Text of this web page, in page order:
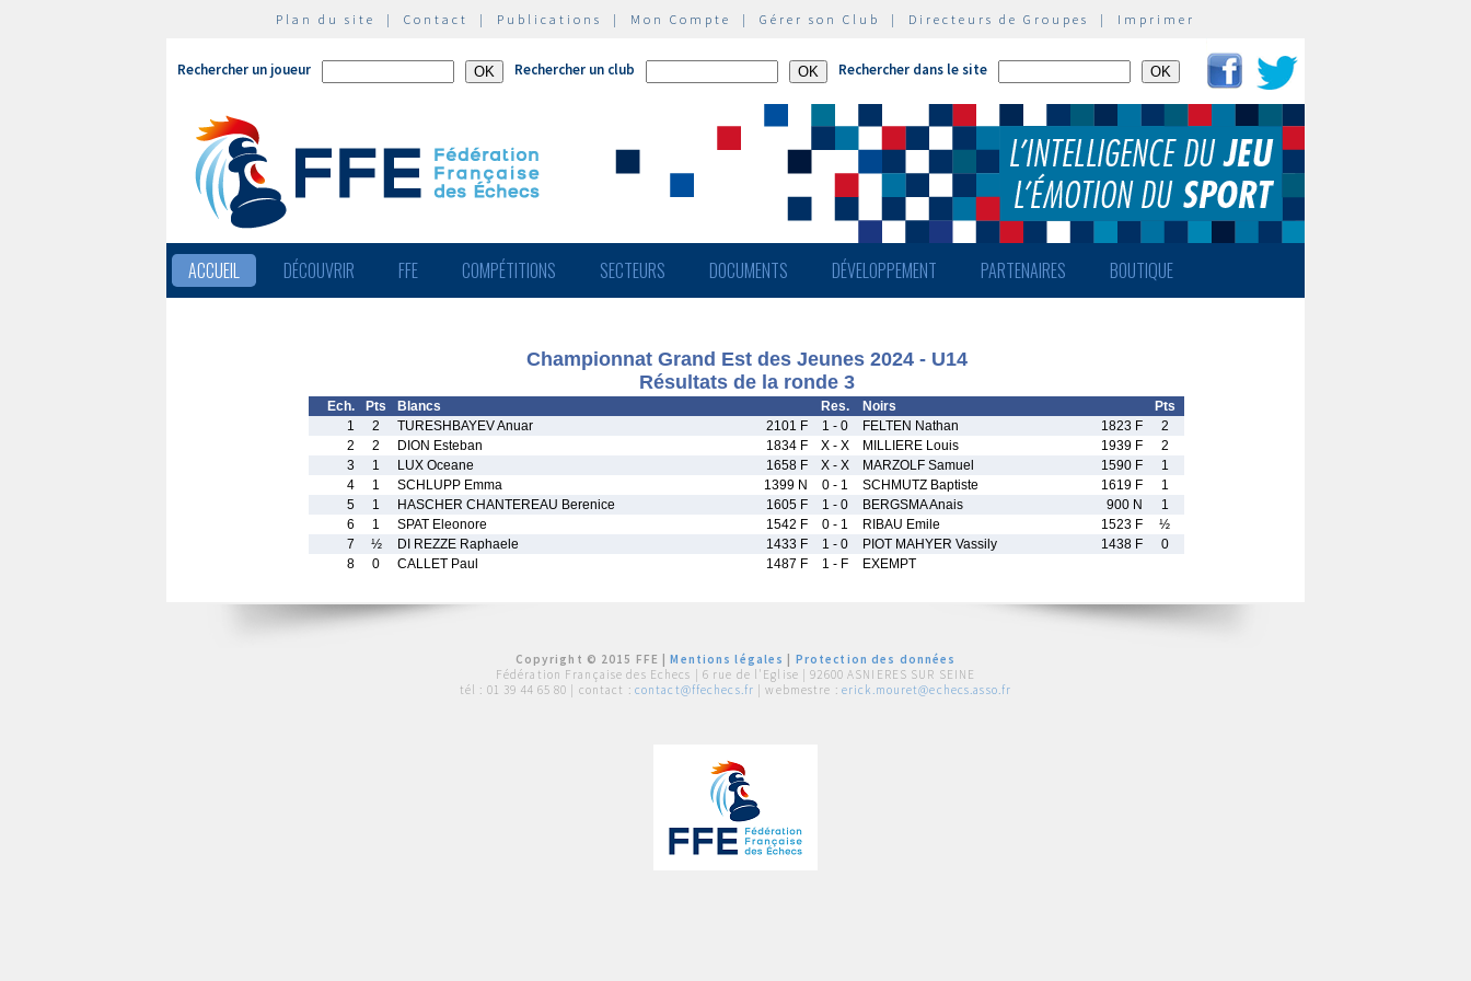
Plan du site | Contact | Publications | Mon Compte | Gérer son Club | Directeurs de Groupes | Imprimer
Rechercher un joueur Rechercher un club Rechercher dans le site
ACCUEIL DÉCOUVRIR FFE COMPÉTITIONS SECTEURS DOCUMENTS DÉVELOPPEMENT PARTENAIRES BOUTIQUE
Championnat Grand Est des Jeunes 2024 - U14
Résultats de la ronde 3
Ech. Pts Blancs Res. Noirs
Pts
1
2 TURESHBAYEV Anuar 2101 F 1 - 0 FELTEN Nathan 1823 F
2
2
2 DION Esteban 1834 F X - X MILLIERE Louis 1939 F
2
3
1 LUX Oceane 1658 F X - X MARZOLF Samuel 1590 F
1
4
1 SCHLUPP Emma 1399 N 0 - 1 SCHMUTZ Baptiste 1619 F
1
5
1 HASCHER CHANTEREAU Berenice 1605 F 1 - 0 BERGSMA Anais 900 N
1
6
1 SPAT Eleonore 1542 F 0 - 1 RIBAU Emile 1523 F
½
7
½ DI REZZE Raphaele 1433 F 1 - 0 PIOT MAHYER Vassily 1438 F
0
8
0 CALLET Paul 1487 F 1 - F EXEMPT
Copyright © 2015 FFE |Mentions légales
Protection des données
Fédération Française des Echecs | 6 rue de l'Eglise | 92600 ASNIERES SUR SEINE
tél : 01 39 44 65 80 | contact : contact@ffechecs.fr | webmestre : erick.mouret@echecs.asso.fr